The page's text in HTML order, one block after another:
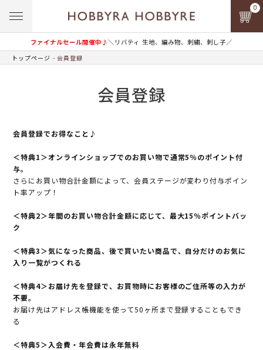
ファイナルセール開催中♪＼リバティ 生地、編み物、刺繍、刺し子／
0
トップページ 会員登録
会員登録
会員登録でお得なこと♪
＜特典1＞オンラインショップでのお買い物で通常5％のポイント付
与。
さらにお買い物合計金額によって、会員ステージが変わり付与ポイン
ト率アップ！
＜特典2＞年間のお買い物合計金額に応じて、最大15％ポイントバッ
ク
＜特典3＞気になった商品、後で買いたい商品で、自分だけのお気に
入り一覧がつくれる
＜特典4＞お届け先を登録で、お買物時にお客様のご住所等の入力が
不要。
お届け先はアドレス帳機能を使って50ヶ所まで登録することもでき
る
＜特典5＞入会費・年会費は永年無料